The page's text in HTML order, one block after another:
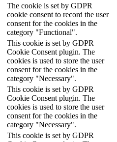
The cookie is set by GDPR
cookie consent to record the user
consent for the cookies in the
category "Functional".
This cookie is set by GDPR
Cookie Consent plugin. The
cookies is used to store the user
consent for the cookies in the
category "Necessary".
This cookie is set by GDPR
Cookie Consent plugin. The
cookies is used to store the user
consent for the cookies in the
category "Necessary".
This cookie is set by GDPR